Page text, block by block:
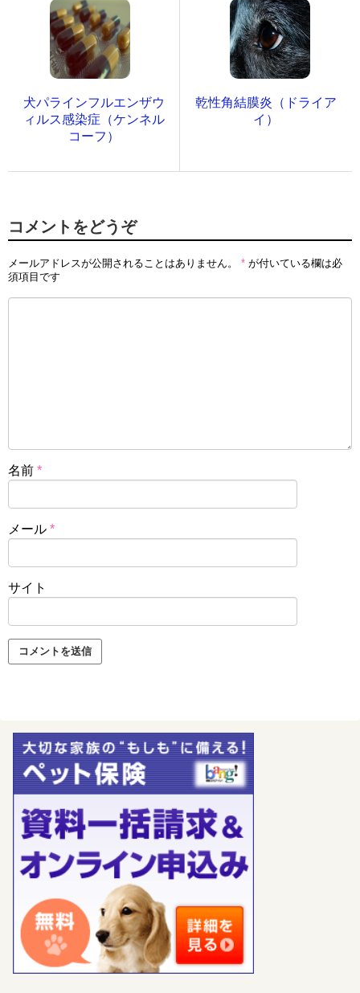
犬パラインフルエンザウ
ィルス感染症（ケンネル
コーフ）
乾性角結膜炎（ドライア
イ）
コメントをどうぞ
メールアドレスが公開されることはありません。 * が付いている欄は必
須項目です
名前 *
メール *
サイト